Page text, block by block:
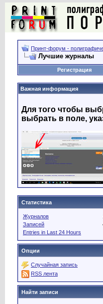
Принт-форум -
Лучшие журналы
Регистрация
Важная информация
Для того чтобы
выбрать в поле,
Статистика
Журналов
Записей
Entries in Last 24 Hours
Опции
Случайная запись
RSS лента
Найти записи